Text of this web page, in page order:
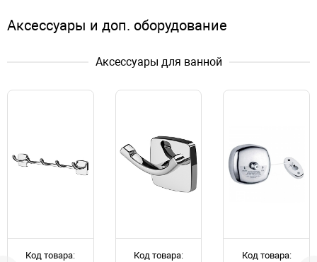
Аксессуары и доп. оборудование
Аксессуары для ванной
Код товара:
Код товара:
Код товара: